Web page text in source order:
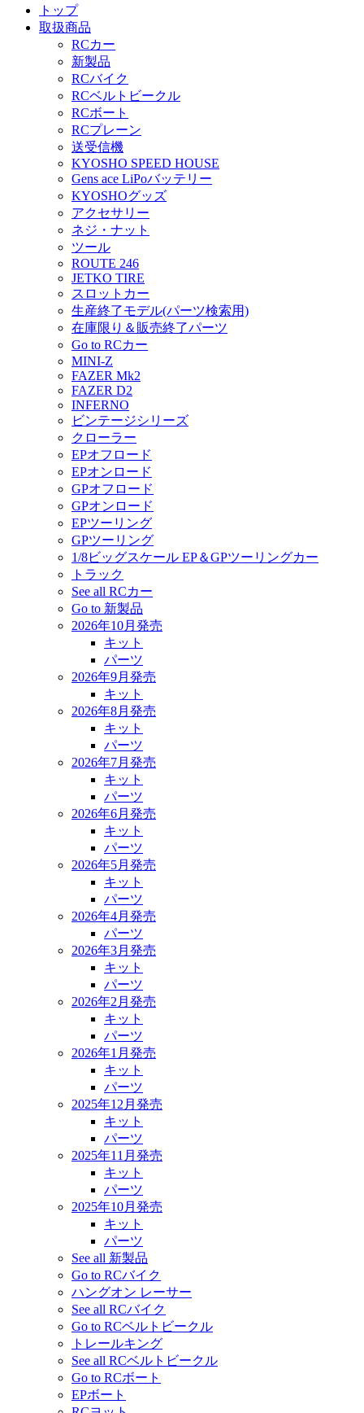
トップ
取扱商品
RCカー
新製品
RCバイク
RCベルトビークル
RCボート
RCプレーン
送受信機
KYOSHO SPEED HOUSE
Gens ace LiPoバッテリー
KYOSHOグッズ
アクセサリー
ネジ・ナット
ツール
ROUTE 246
JETKO TIRE
スロットカー
生産終了モデル(パーツ検索用)
在庫限り＆販売終了パーツ
Go to RCカー
MINI-Z
FAZER Mk2
FAZER D2
INFERNO
ビンテージシリーズ
クローラー
EPオフロード
EPオンロード
GPオフロード
GPオンロード
EPツーリング
GPツーリング
1/8ビッグスケール EP＆GPツーリングカー
トラック
See all RCカー
Go to 新製品
2026年10月発売
キット
パーツ
2026年9月発売
キット
2026年8月発売
キット
パーツ
2026年7月発売
キット
パーツ
2026年6月発売
キット
パーツ
2026年5月発売
キット
パーツ
2026年4月発売
パーツ
2026年3月発売
キット
パーツ
2026年2月発売
キット
パーツ
2026年1月発売
キット
パーツ
2025年12月発売
キット
パーツ
2025年11月発売
キット
パーツ
2025年10月発売
キット
パーツ
See all 新製品
Go to RCバイク
ハングオン レーサー
See all RCバイク
Go to RCベルトビークル
トレールキング
See all RCベルトビークル
Go to RCボート
EPボート